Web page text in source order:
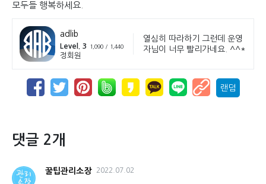
모두들 행복하세요.
adlib
Level. 3 1,090 / 1,440
정회원
열심히 따라하기 그런데 운영
자님이 너무 빨리가네요. ^^*
랜덤
댓글 2개
꿀팁관리소장 2022.07.02